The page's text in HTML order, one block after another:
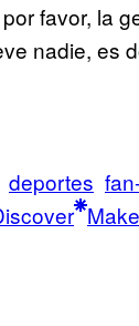
favor, la
nadie, es
deportes